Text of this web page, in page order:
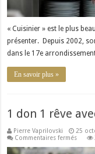
« Cuisinier » est le plus
présenter. Depuis 2002,
dans le 17e
En savoir plus »
1 don 1 rêve
Pierre Vaprilovski 25
Commentaires ferméssur
don